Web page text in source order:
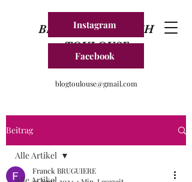
BLOG FRANKREICH
TOULOUSE
Instagram
Facebook
blogtoulouse@gmail.com
Beitrag
Alle Artikel
Franck BRUGUIERE